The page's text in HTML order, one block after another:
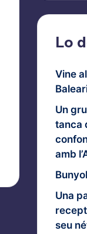
Lo
Vine
Un
tanca
amb
Una
seu